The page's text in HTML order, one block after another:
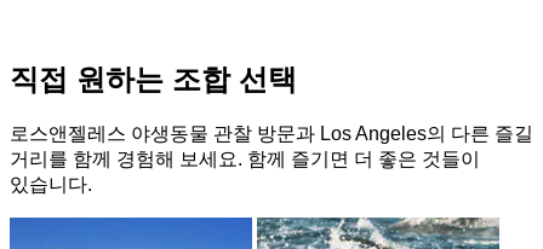
직접 원하는 조합 선택
로스앤젤레스 야생동물 관찰 방문과 Los Angeles의 다른 즐길
거리를 함께 경험해 보세요. 함께 즐기면 더 좋은 것들이
있습니다.